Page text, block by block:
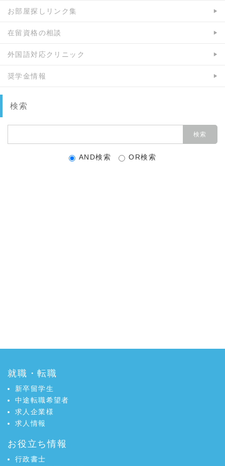
お部屋探しリンク集
在留資格の相談
外国語対応クリニック
奨学金情報
検索
AND検索 OR検索
就職・転職
新卒留学生
中途転職希望者
求人企業様
求人情報
お役立ち情報
行政書士